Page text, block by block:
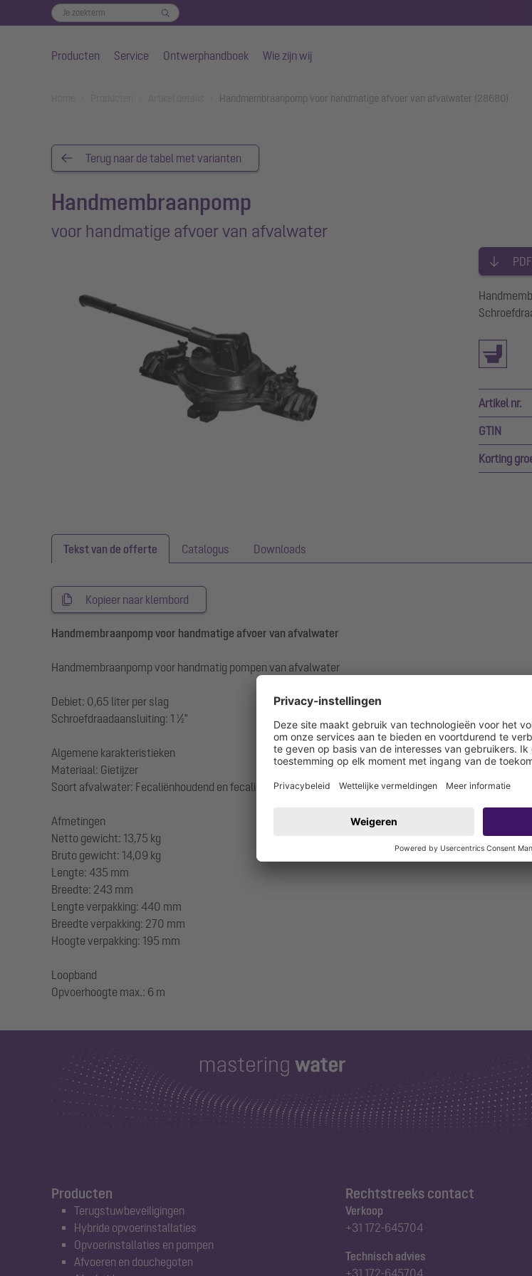
Producten Service Ontwerphandboek Wie zijn wij
Handmembraanpomp voor handmatige afvoer van afvalwater (28680)
Terug naar de tabel met varianten
Handmembraanpomp
voor handmatige afvoer van afvalwater
Artikel nr.
GTIN
Korting
Tekst van de offerte Catalogus Downloads
Kopieer naar klembord
Handmembraanpomp voor handmatige afvoer van afvalwater
Handmembraanpomp voor handmatig pompen van afvalwater
Debiet: 0,65 liter per slag
Schroefdraadaansluiting: 1 ½"
Algemene karakteristieken
Materiaal: Gietijzer
Soort afvalwater: Fecaliënhoudend en fecaliënvrij afvalwater
Afmetingen
Netto gewicht: 13,75 kg
Bruto gewicht: 14,09 kg
Lengte: 435 mm
Breedte: 243 mm
Lengte verpakking: 440 mm
Breedte verpakking: 270 mm
Hoogte verpakking: 195 mm
Loopband
Producten
Terugstuwbeveiligingen
Hybride opvoerinstallaties
Opvoerinstallaties en pompen
Afvoeren en douchegoten
Rechtstreeks contact
Verkoop
+31 172-645704
Technisch advies
+31 172-645704